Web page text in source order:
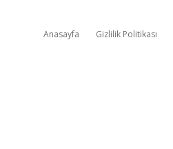
Anasayfa Gizlilik Politikası